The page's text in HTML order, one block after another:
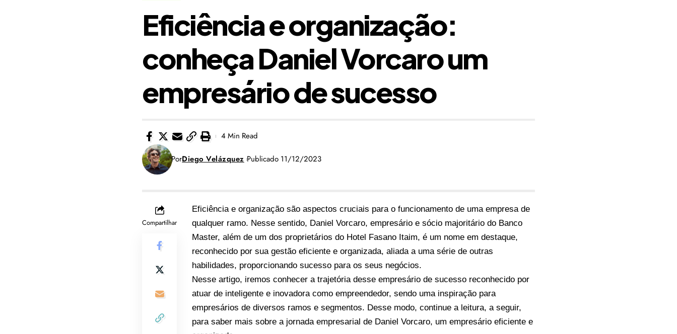
Eficiência e organização:
conheça Daniel Vorcaro um
empresário de sucesso
PorDiego Velázquez Publicado 11/12/2023
4 Min Read
Compartilhar
Eficiência e organização são aspectos cruciais para o funcionamento de uma empresa de
qualquer ramo. Nesse sentido, Daniel Vorcaro, empresário e sócio majoritário do Banco
Master, além de um dos proprietários do Hotel Fasano Itaim, é um nome em destaque,
reconhecido por sua gestão eficiente e organizada, aliada a uma série de outras
habilidades, proporcionando sucesso para os seus negócios.
Nesse artigo, iremos conhecer a trajetória desse empresário de sucesso reconhecido por
atuar de inteligente e inovadora como empreendedor, sendo uma inspiração para
empresários de diversos ramos e segmentos. Desse modo, continue a leitura, a seguir,
para saber mais sobre a jornada empresarial de Daniel Vorcaro, um empresário eficiente e